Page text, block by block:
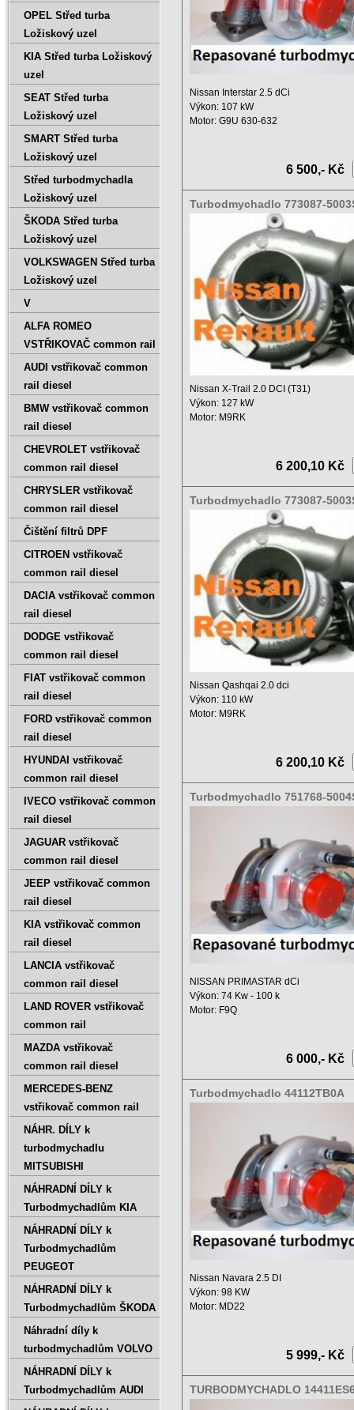
Nissan Interstar 2.5 dCi
Výkon: 107 kW
Motor: G9U 630-632
6 500,- Kč
Turbodmychadlo 773087-
5002S 14411-00K0F
Nissan X-Trail 2.0 DCI (T31)
Výkon: 127 kW
Motor: M9RK
6 200,10 Kč
Turbodmychadlo 773087-
5002S 14411-00K0F
Nissan Qashqai 2.0 dci
Výkon: 110 kW
Motor: M9RK
6 200,10 Kč
Turbodmychadlo 751768-
NISSAN PRIMASTAR dCi
Výkon: 74 Kw - 100 k
Motor: F9Q
6 000,- Kč
Turbodmychadlo 44112TB0A
Nissan Navara 2.5 DI
Výkon: 98 KW
Motor: MD22
5 999,- Kč
TURBODMYCHADLO
OPEL Střed turba
Ložiskový uzel
KIA Střed turba Ložiskový
uzel
SEAT Střed turba
Ložiskový uzel
SMART Střed turba
Ložiskový uzel
Střed turbodmychadla
Ložiskový uzel
ŠKODA Střed turba
Ložiskový uzel
VOLKSWAGEN Střed turba
Ložiskový uzel
V
ALFA ROMEO
VSTŘIKOVAČ common rail
AUDI vstřikovač common
rail diesel
BMW vstřikovač common
rail diesel
CHEVROLET vstřikovač
common rail diesel
CHRYSLER vstřikovač
common rail diesel
Čištění filtrů DPF
CITROEN vstřikovač
common rail diesel
DACIA vstřikovač common
rail diesel
DODGE vstřikovač
common rail diesel
FIAT vstřikovač common
rail diesel
FORD vstřikovač common
rail diesel
HYUNDAI vstřikovač
common rail diesel
IVECO vstřikovač common
rail diesel
JAGUAR vstřikovač
common rail diesel
JEEP vstřikovač common
rail diesel
KIA vstřikovač common
rail diesel
LANCIA vstřikovač
common rail diesel
LAND ROVER vstřikovač
common rail
MAZDA vstřikovač
common rail diesel
MERCEDES-BENZ
vstřikovač common rail
NÁHR. DÍLY k
turbodmychadlu
MITSUBISHI
NÁHRADNÍ DÍLY k
Turbodmychadlům KIA
NÁHRADNÍ DÍLY k
Turbodmychadlům
PEUGEOT
NÁHRADNÍ DÍLY k
Turbodmychadlům ŠKODA
Náhradní díly k
turbodmychadlům VOLVO
NÁHRADNÍ DÍLY k
Turbodmychadlům AUDI